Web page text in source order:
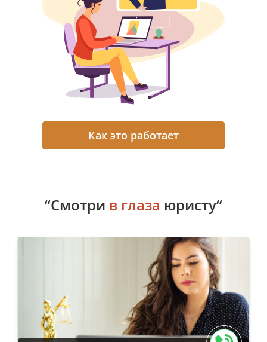
Как это работает
“Смотри в глаза юристу“